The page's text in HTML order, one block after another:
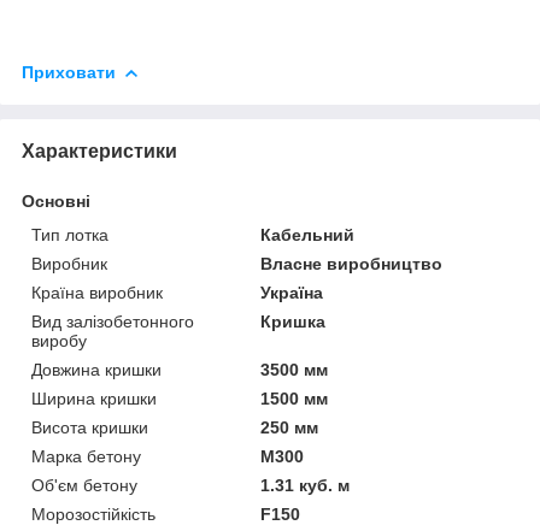
Приховати
Характеристики
Основні
Тип лотка
Кабельний
Виробник
Власне виробництво
Країна виробник
Україна
Вид залізобетонного
виробу
Кришка
Довжина кришки
3500 мм
Ширина кришки
1500 мм
Висота кришки
250 мм
Марка бетону
М300
Об'єм бетону
1.31 куб. м
Морозостійкість
F150